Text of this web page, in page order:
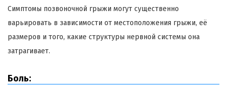
Симптомы позвоночной грыжи могут существенно
варьировать в зависимости от местоположения грыжи, её
размеров и того, какие структуры нервной системы она
затрагивает.
Боль: